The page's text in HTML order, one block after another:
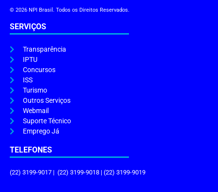
© 2026 NPI Brasil. Todos os Direitos Reservados.
SERVIÇOS
Transparência
IPTU
Concursos
ISS
Turismo
Outros Serviços
Webmail
Suporte Técnico
Emprego Já
TELEFONES
(22) 3199-9017 | (22) 3199-9018 | (22) 3199-9019